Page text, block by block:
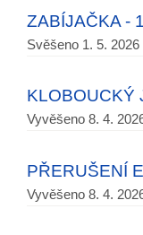
ZABÍJAČKA -
Svěšeno 1. 5. 2026
KLOBOUCKÝ
Vyvěšeno 8. 4.
PŘERUŠENÍ
Vyvěšeno 8. 4.